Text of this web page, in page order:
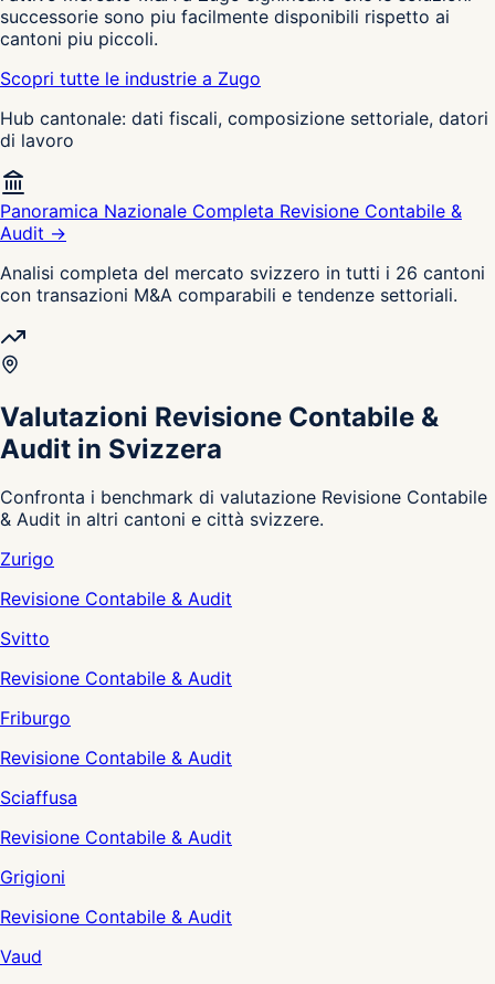
successorie sono piu facilmente disponibili rispetto ai
cantoni piu piccoli.
Scopri tutte le industrie a Zugo
Hub cantonale: dati fiscali, composizione settoriale, datori
di lavoro
Panoramica Nazionale Completa Revisione Contabile &
Audit →
Analisi completa del mercato svizzero in tutti i 26 cantoni
con transazioni M&A comparabili e tendenze settoriali.
Valutazioni Revisione Contabile &
Audit in Svizzera
Confronta i benchmark di valutazione Revisione Contabile
& Audit in altri cantoni e città svizzere.
Zurigo
Revisione Contabile & Audit
Svitto
Revisione Contabile & Audit
Friburgo
Revisione Contabile & Audit
Sciaffusa
Revisione Contabile & Audit
Grigioni
Revisione Contabile & Audit
Vaud